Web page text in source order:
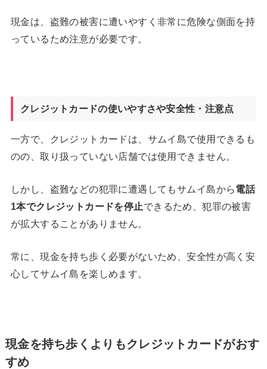
現金は、盗難の被害に遭いやすく非常に危険な側面を持
っているため注意が必要です。
クレジットカードの使いやすさや安全性・注意点
一方で、クレジットカードは、サムイ島で使用できるも
のの、取り扱っていない店舗では使用できません。
しかし、盗難などの犯罪に遭遇してもサムイ島から電話
1本でクレジットカードを停止できるため、犯罪の被害
が拡大することがありません。
常に、現金を持ち歩く必要がないため、安全性が高く安
心してサムイ島を楽しめます。
現金を持ち歩くよりもクレジットカードがおす
すめ